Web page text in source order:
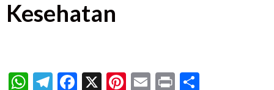
Kesehatan
WhatsApp
Telegram
Facebook
X Pinterest
Email
Print